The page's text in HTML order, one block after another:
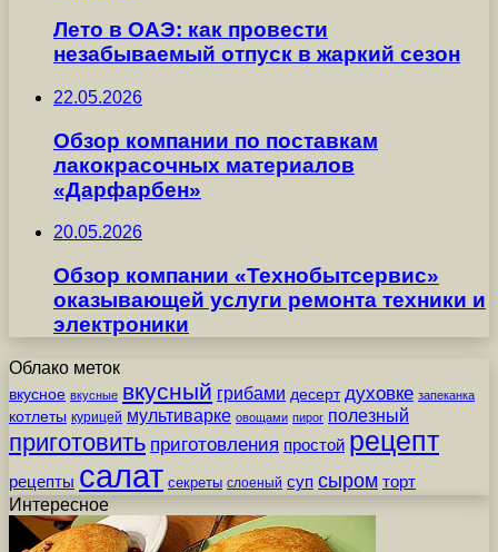
Лето в ОАЭ: как провести
незабываемый отпуск в жаркий сезон
22.05.2026
Обзор компании по поставкам
лакокрасочных материалов
«Дарфарбен»
20.05.2026
Обзор компании «Технобытсервис»
оказывающей услуги ремонта техники и
электроники
Облако меток
вкусное вкусные вкусный грибами десерт духовке запеканка
котлеты курицей мультиварке овощами пирог полезный
приготовить приготовления простой рецепт
рецепты салат секреты слоеный суп сыром торт
Интересное